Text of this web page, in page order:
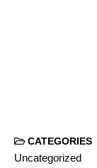
CATEGORIES
Uncategorized